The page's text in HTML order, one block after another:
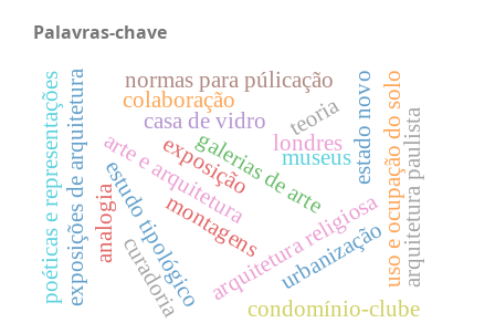
Palavras-chave
arquitetura religiosa
arte e arquitetura museus
galerias de arte
montagens
exposições de arquitetura casa de vidro
exposição londres
estudo tipológico uso e ocupação do solo
condomínio-clube
estado novo
analogia
colaboração
curadoria
poéticas e representações arquitetura paulista
normas para púlicação
teoria
urbanização